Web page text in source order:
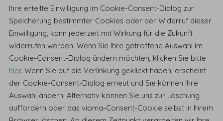
Ihre erteilte Einwilligung im Cookie-Consent-Dialog zur
Speicherung bestimmter Cookies oder der Widerruf dieser
Einwilligung, kann jederzeit mit Wirkung für die Zukunft
widerrufen werden. Wenn Sie Ihre getroffene Auswahl im
Cookie-Consent-Dialog ändern möchten, klicken Sie bitte
hier. Wenn Sie auf die Verlinkung geklickt haben, erscheint
der Cookie-Consent-Dialog erneut und Sie können Ihre
Auswahl ändern. Alternativ können Sie uns zur Löschung
auffordern oder das vioma-Consent-Cookie selbst in Ihrem